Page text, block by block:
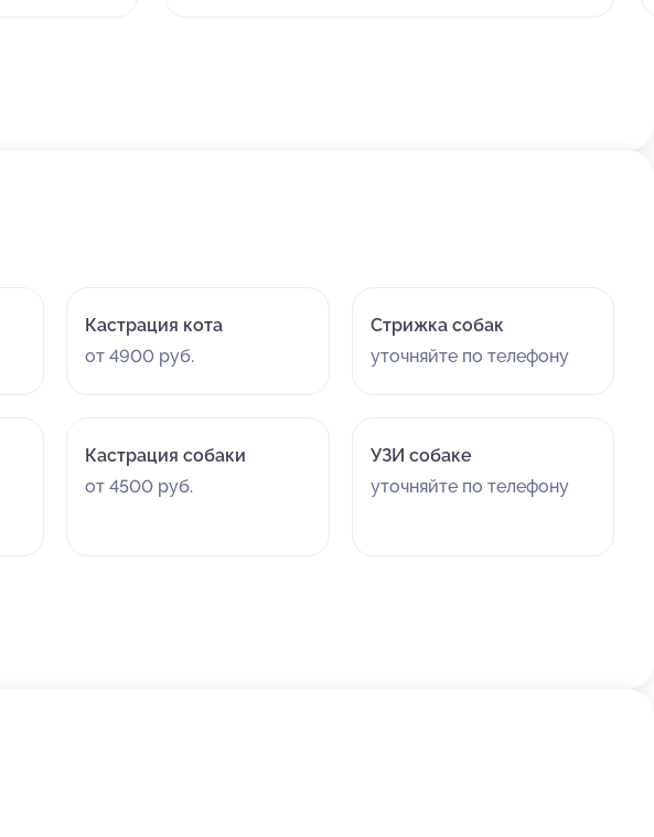
Кастрация кота
от 4900 руб.
Стрижка собак
уточняйте по телефону
Кастрация собаки
от 4500 руб.
УЗИ собаке
уточняйте по телефону